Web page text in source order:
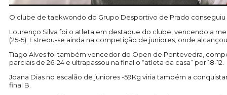
O clube de taekwondo do Grupo Desportivo de Prado
Lourenço Silva foi o atleta em destaque do clube, vencendo a
(25-5). Estreou-se ainda na competição de juniores, onde
Tiago Alves foi também vencedor do Open de Pontevedra,
parciais de 26-24 e ultrapassou na final o “atleta da casa” por 18-12.
Joana Dias no escalão de juniores -59Kg viria também a
final B.